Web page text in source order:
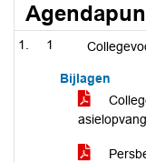
1
Bijlagen